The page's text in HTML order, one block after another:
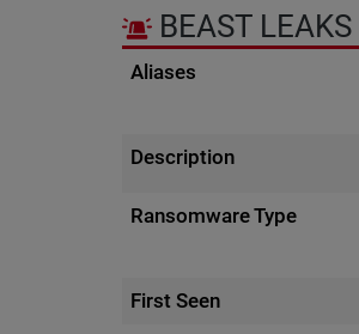
BEAST LEAKS
Aliases
Description
Ransomware Type
First Seen